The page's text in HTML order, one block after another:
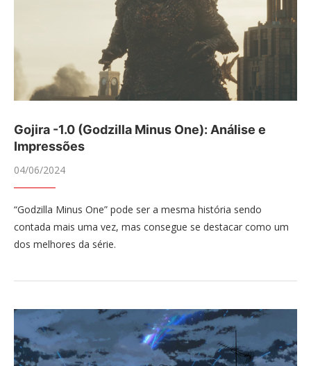
Gojira -1.0 (Godzilla Minus One): Análise e
Impressões
04/06/2024
“Godzilla Minus One” pode ser a mesma história sendo
contada mais uma vez, mas consegue se destacar como um
dos melhores da série.